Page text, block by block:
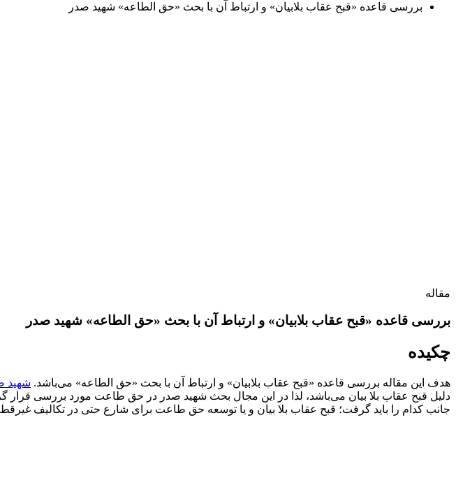
بررسی قاعده «قبح عقاب بلابیان» و ارتباط آن با بحث «حق الطاعه» شهید صدر
مقاله
بررسی قاعده «قبح عقاب بلابیان» و ارتباط آن با بحث «حق الطاعه» شهید صدر
چکیده
هدف این مقاله بررسی قاعده «قبح عقاب بلابیان» و ارتباط آن با بحث «حق الطاعه» می‌باشد. شهید
دلیل قبح عقاب بلا بیان می‌باشد، لذا در این مجال بحث شهید صدر در حق طاعت‌ مورد بررسی قرار
جانب کدام را باید گرفت؛ قبح عقاب بلا بیان و یا توسعه حق‌ طاعت برای شارع حتی در تکالیف‌